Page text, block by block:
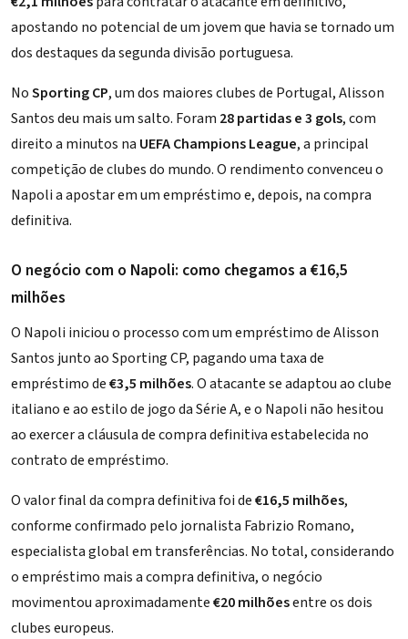
apostando no potencial de um jovem que havia se tornado um
dos destaques da segunda divisão portuguesa.
NoSporting CP, um dos maiores clubes de Portugal, Alisson
Santos deu mais um salto. Foram 28 partidas e 3 gols, com
direito a minutos na UEFA Champions League, a principal
competição de clubes do mundo. O rendimento convenceu o
Napoli a apostar em um empréstimo e, depois, na compra
definitiva.
O negócio com o Napoli: como chegamos a €16,5
milhões
O Napoli iniciou o processo com um empréstimo de Alisson
Santos junto ao Sporting CP, pagando uma taxa de
empréstimo de€3,5 milhões. O atacante se adaptou ao clube
italiano e ao estilo de jogo da Série A, e o Napoli não hesitou
ao exercer a cláusula de compra definitiva estabelecida no
contrato de empréstimo.
O valor final da compra definitiva foi de€16,5 milhões,
conforme confirmado pelo jornalista Fabrizio Romano,
especialista global em transferências. No total, considerando
o empréstimo mais a compra definitiva, o negócio
movimentou aproximadamente€20 milhõesentre os dois
clubes europeus.